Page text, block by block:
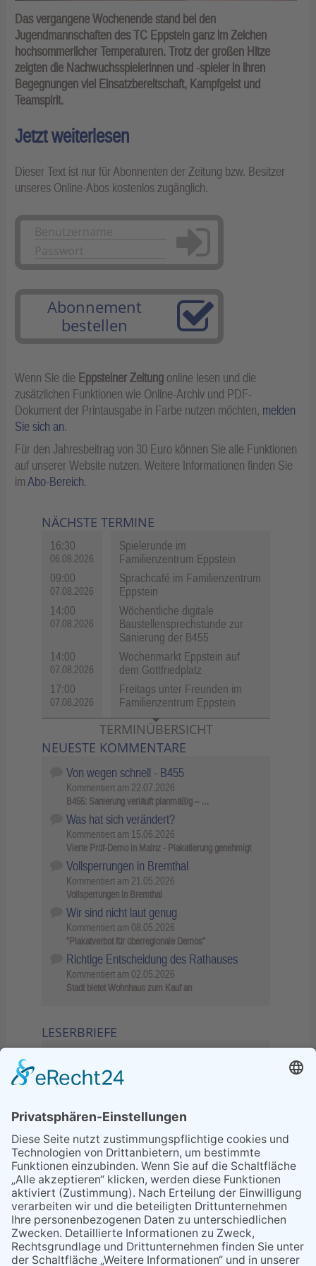
Das vergangene Wochenende stand bei den
Jugendmannschaften des TC Eppstein ganz im Zeichen
hochsommerlicher Temperaturen. Trotz der großen Hitze
zeigten die Nachwuchsspielerinnen und -spieler in ihren
Begegnungen viel Einsatzbereitschaft, Kampfgeist und
Teamspirit.
Jetzt weiterlesen
Dieser Text ist nur für Abonnenten der Zeitung bzw. Besitzer
unseres Online-Abos kostenlos zugänglich.
Anmelden
Abonnement
bestellen
Wenn Sie die Eppsteiner Zeitung online lesen und die
zusätzlichen Funktionen wie Online-Archiv und PDF-
Dokument der Printausgabe in Farbe nutzen möchten, melden
Sie sich an.
Für den Jahresbeitrag von 30 Euro können Sie alle Funktionen
auf unserer Website nutzen. Weitere Informationen finden Sie
imAbo-Bereich.
NÄCHSTE TERMINE
16:30
06.08.2026
Spielerunde im
Familienzentrum Eppstein
09:00
07.08.2026
Sprachcafé im Familienzentrum
Eppstein
14:00
07.08.2026
Wöchentliche digitale
Baustellensprechstunde zur
Sanierung der B455
14:00
07.08.2026
Wochenmarkt Eppstein auf
dem Gottfriedplatz
17:00
07.08.2026
Freitags unter Freunden im
Familienzentrum Eppstein
TERMINÜBERSICHT
NEUESTE KOMMENTARE
Von wegen schnell - B455
Kommentiert am 22.07.2026
B455: Sanierung verläuft planmäßig – …
Was hat sich verändert?
Kommentiert am 15.06.2026
Vierte Prüf-Demo in Mainz - Plakatierung genehmigt
Vollsperrungen in Bremthal
Kommentiert am 21.05.2026
Vollsperrungen in Bremthal
Wir sind nicht laut genug
Kommentiert am 08.05.2026
"Plakatverbot für überregionale Demos"
Richtige Entscheidung des Rathauses
Kommentiert am 02.05.2026
Stadt bietet Wohnhaus zum Kauf an
LESERBRIEFE
Sperrung B455: Kleiner
Grenzverkehr statt weite Wege
21.04.2026
Wenn Bahn-Computer nicht
miteinander kommunizieren
11.03.2026
"Plakatverbot für überregionale
Demos"
04.02.2026
Gelbe Tonne – Ein kleiner Blick
über den Tellerand
04.02.2026